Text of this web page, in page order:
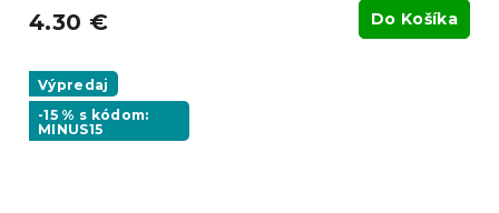
4.30 € Do Košíka
Výpredaj
-15 % s kódom:
MINUS15